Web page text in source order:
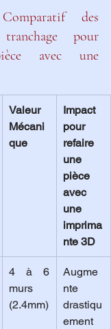
des
pour
avec une
Valeur
Mécani
que
Impact
pour
refaire
une
pièce
avec
une
imprima
nte 3D
4 à 6
murs
(2.4mm)
Augme
nte
drastiqu
ement